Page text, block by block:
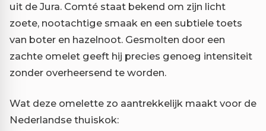
uit de Jura. Comté staat bekend om zijn licht
zoete, nootachtige smaak en een subtiele toets
van boter en hazelnoot. Gesmolten door een
zachte omelet geeft hij precies genoeg intensiteit
zonder overheersend te worden.
Wat deze omelette zo aantrekkelijk maakt voor de
Nederlandse thuiskok: